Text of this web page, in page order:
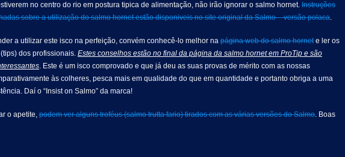
no centro do rio em postura tipica de alimentação, não irão ignorar o salmo hornet. Instruções
sobre a utilização do salmo hornet estão disponiveis no site original da Salmo – versão polaca.
a utilizar este isco na perfeição, convém conhecê-lo melhor na página web do salmo hornete ler os
dos profissionais. Estes conselhos estão no final da página da salmo hornet em ProTip e são
. Este é um isco comprovado e que já deu as suas provas de mérito com as nossas
às colheres, pesca mais em qualidade do que em quantidade e portanto obriga a uma
Daí o “Insist on Salmo” da marca!
o apetite, podem ver alguns troféus (salmo trutta fario) tirados com as várias versões do Salmo. Boas